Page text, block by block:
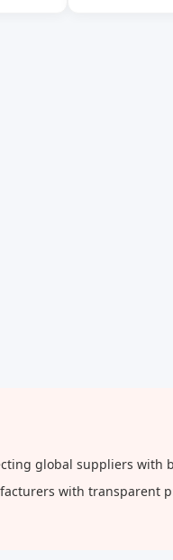
global suppliers with
with transparent